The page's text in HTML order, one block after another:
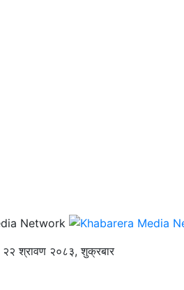
२२ श्रावण २०८३, शुक्रबार